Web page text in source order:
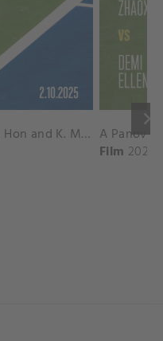
keyboard_arrow_right
A. Krunic and A. Danilina vs. P. Hon and K. Muchova Match Highlights - BEIJING_Capital Group Diamond ( October 02, 2025)
Film 2026